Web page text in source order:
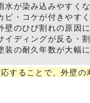
水が染み込みやすく
ビ・コケが付きやす
壁のひび割れの原因に
イディングが反る・
装の耐久年数が大幅
することで、外壁の